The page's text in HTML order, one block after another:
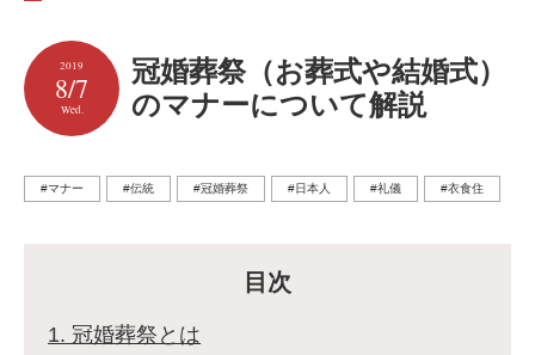
2019
8/7
Wed.
冠婚葬祭（お葬式や結婚式）
のマナーについて解説
#マナー #伝統 #冠婚葬祭 #日本人 #礼儀 #衣食住
目次
1. 冠婚葬祭とは